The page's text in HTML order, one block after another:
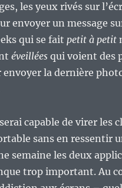
les yeux rivés sur
envoyer un message
qui se fait petit à petit
éveilléesqui voient des
envoyer la dernière
capable de virer les
sans en ressentir
semaine les deux
trop important. Au